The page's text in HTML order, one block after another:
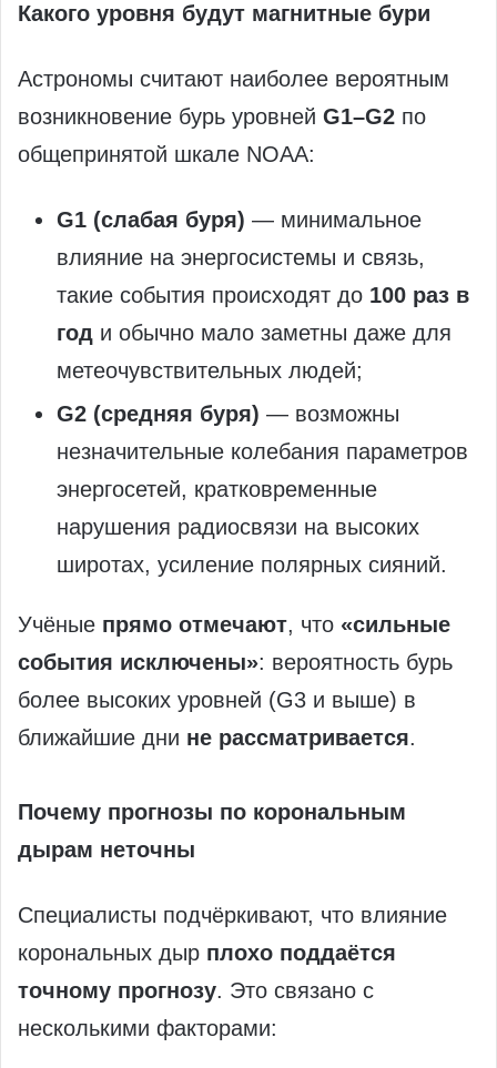
Какого уровня будут магнитные бури
Астрономы считают наиболее вероятным
возникновение бурь уровней G1–G2 по
общепринятой шкале NOAA:
G1 (слабая буря) — минимальное
влияние на энергосистемы и связь,
такие события происходят до 100 раз в
год и обычно мало заметны даже для
метеочувствительных людей;
G2 (средняя буря) — возможны
незначительные колебания параметров
энергосетей, кратковременные
нарушения радиосвязи на высоких
широтах, усиление полярных сияний.
Учёные прямо отмечают, что «сильные
события исключены»: вероятность бурь
более высоких уровней (G3 и выше) в
ближайшие дни не рассматривается.
Почему прогнозы по корональным
дырам неточны
Специалисты подчёркивают, что влияние
корональных дыр плохо поддаётся
точному прогнозу. Это связано с
несколькими факторами: